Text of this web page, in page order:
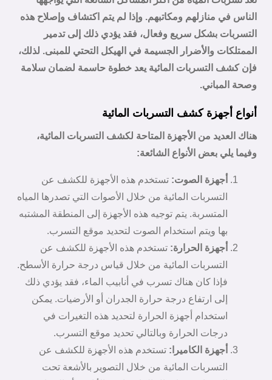
الناس في منازلهم ومكاتبهم. وإذا لم يتم اكتشاف وإصلاح هذه
التسربات بشكل سريع وفعال، فقد يؤدي ذلك إلى تدمير
الممتلكات والأضرار الجسيمة في الهيكل التحتي للمبنى. لذلك،
فإن كشف التسربات المائية يعد خطوة حاسمة لضمان سلامة
وصحة المباني.
أنواع أجهزة كشف التسربات المائية
هناك العديد من الأجهزة المتاحة لكشف التسربات المائية،
وفيما يلي بعض الأنواع الشائعة:
أجهزة الصوت: تستخدم هذه الأجهزة للكشف عن
التسربات المائية من خلال الأصوات التي تصدرها المياه
المتسربة. يتم توجيه هذه الأجهزة إلى المنطقة المشتبه
بها ويتم استخدام الصوت لتحديد موقع التسرب.
أجهزة الحرارة: تستخدم هذه الأجهزة للكشف عن
التسربات المائية من خلال قياس درجة حرارة الأسطح.
فإذا كان هناك تسرب في أنابيب الماء، فقد يؤدي ذلك
إلى ارتفاع درجة حرارة الجدران أو الأرضيات. يمكن
استخدام أجهزة الحرارة لتحديد هذه التغيرات في
درجات الحرارة وبالتالي تحديد موقع التسرب.
أجهزة الكاميرا: تستخدم هذه الأجهزة للكشف عن
التسربات المائية من خلال التصوير بالأشعة تحت